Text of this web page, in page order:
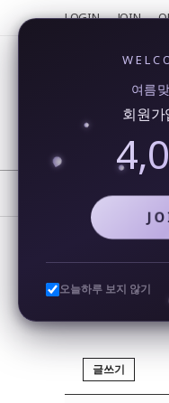
LOGIN JOIN
글쓰기
여름
회원가
오늘하루 보지 않기